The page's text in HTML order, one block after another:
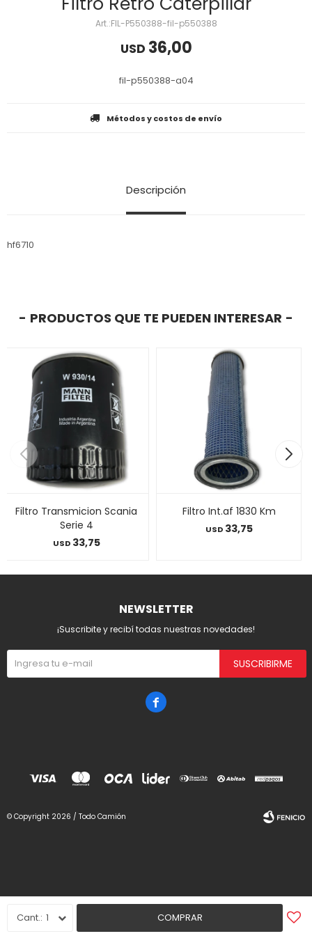
FIL-P550388-fil-p550388
USD 36,00
fil-p550388-a04
1 COMPRAR
Métodos y costos de envío
Descripción
hf6710
PRODUCTOS QUE TE PUEDEN INTERESAR
Filtro Transmicion Scania
Serie 4
USD 33,75
Filtro Int.af 1830 Km
USD 33,75
NEWSLETTER
¡Suscribite y recibí todas nuestras novedades!
SUSCRIBIRME

© Copyright 2026 / Todo Camión
Fenicio